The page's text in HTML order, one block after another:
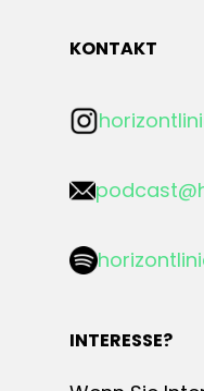
KONTAKT
INTERESSE?